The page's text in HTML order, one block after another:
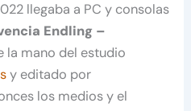
llegaba a PC y consolas
Endling –
la mano del estudio
y editado por
los medios y el